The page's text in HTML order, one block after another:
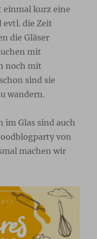
einmal kurz eine
evtl. die Zeit
die Gläser
mit
noch mit
sind sie
wandern.
Glas sind auch
von
machen wir